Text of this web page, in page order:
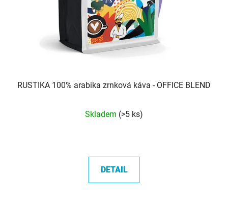
RUSTIKA 100% arabika zrnková káva - OFFICE BLEND
hodnocení
5,0
z
Skladem (>5 ks)
DETAIL